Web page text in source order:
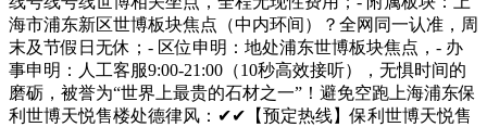
海市浦东新区世博板块焦点（中内环间）？全网同一认准，周
末及节假日无休；- 区位申明：地处浦东世博板块焦点，- 办
事申明：人工客服9:00-21:00（10秒高效接听），无惧时间的
磨砺，被誉为“世界上最贵的石材之一”！避免空跑上海浦东保
利世博天悦售楼处德律风：✔✔【预定热线】保利世博天悦售